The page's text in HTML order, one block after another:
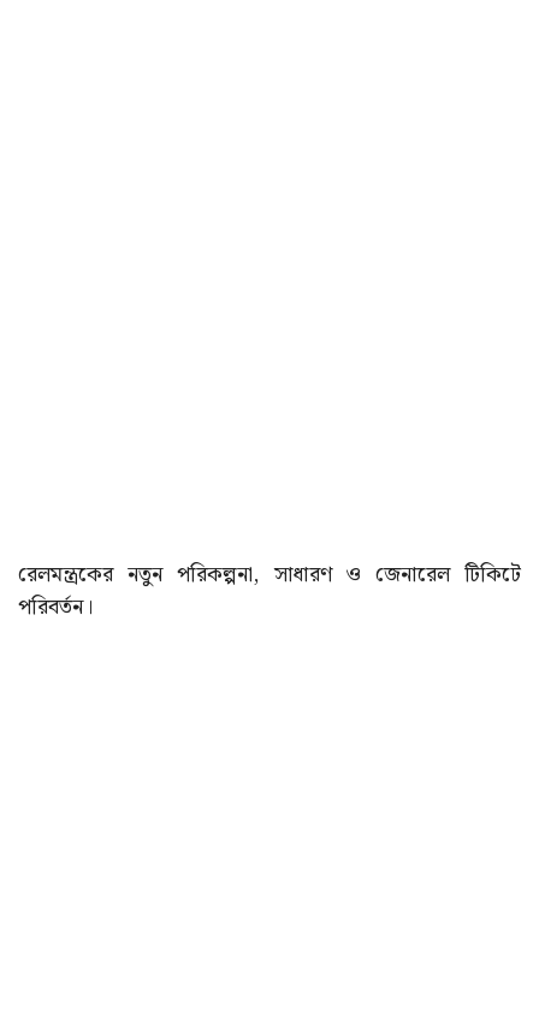
রেলমন্ত্রকের নতুন পরিকল্পনা, সাধারণ ও জেনারেল টিকিটে
পরিবর্তন।